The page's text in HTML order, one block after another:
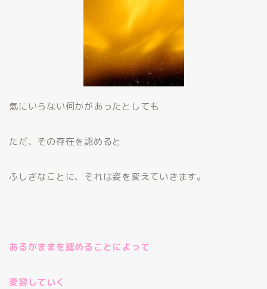
氣にいらない何かがあったとしても
ただ、その存在を認めると
ふしぎなことに、それは姿を変えていきます。
あるがままを認めることによって
変容していく